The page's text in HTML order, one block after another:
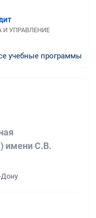
И УПРАВЛЕНИЕ
учебные программы
имени С.В.
Дону